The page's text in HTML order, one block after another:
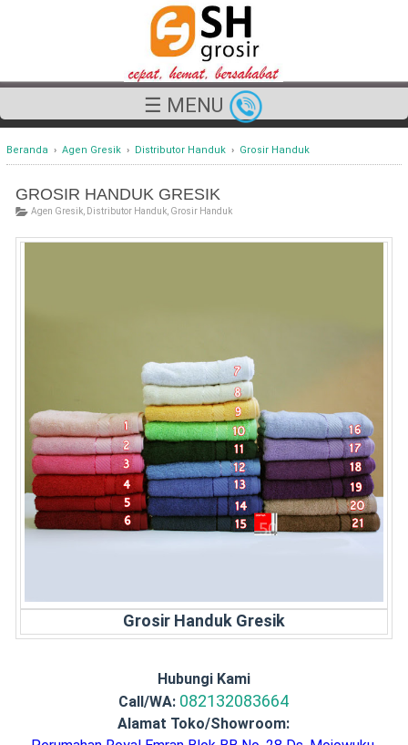
☰ MENU
Beranda › Agen Gresik › Distributor Handuk › Grosir Handuk
GROSIR HANDUK GRESIK
Agen Gresik, Distributor Handuk, Grosir Handuk
Grosir Handuk Gresik
Hubungi Kami
Call/WA: 082132083664
Alamat Toko/Showroom: